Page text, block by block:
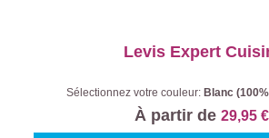
Levis Expert
Sélectionnez votre couleur: Blanc
À partir de 29,95 €